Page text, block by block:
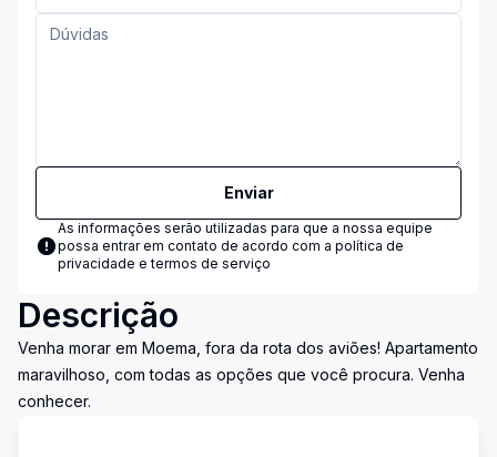
Enviar
As informações serão utilizadas para que a nossa equipe
possa entrar em contato de acordo com a política de
privacidade e termos de serviço
Descrição
Venha morar em Moema, fora da rota dos aviões! Apartamento
maravilhoso, com todas as opções que você procura. Venha
conhecer.